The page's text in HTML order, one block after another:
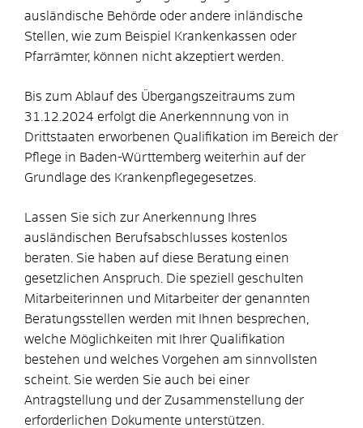
ausländische Behörde oder andere inländische
Stellen, wie zum Beispiel Krankenkassen oder
Pfarrämter, können nicht akzeptiert werden.
Bis zum Ablauf des Übergangszeitraums zum
31.12.2024 erfolgt die Anerkennnung von in
Drittstaaten erworbenen Qualifikation im Bereich der
Pflege in Baden-Württemberg weiterhin auf der
Grundlage des Krankenpflegegesetzes.
Lassen Sie sich zur Anerkennung Ihres
ausländischen Berufsabschlusses kostenlos
beraten. Sie haben auf diese Beratung einen
gesetzlichen Anspruch. Die speziell geschulten
Mitarbeiterinnen und Mitarbeiter der genannten
Beratungsstellen werden mit Ihnen besprechen,
welche Möglichkeiten mit Ihrer Qualifikation
bestehen und welches Vorgehen am sinnvollsten
scheint. Sie werden Sie auch bei einer
Antragstellung und der Zusammenstellung der
erforderlichen Dokumente unterstützen.